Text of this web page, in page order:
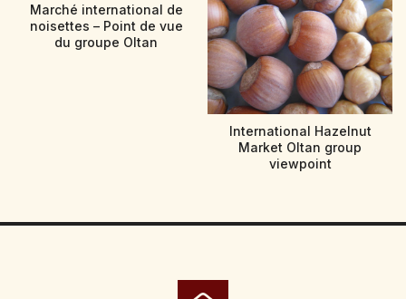
Marché international de
noisettes – Point de vue
du groupe Oltan
International Hazelnut
Market Oltan group
viewpoint